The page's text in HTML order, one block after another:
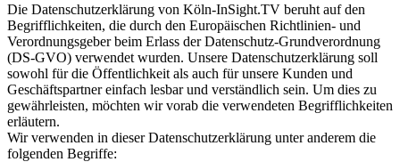
Die Datenschutzerklärung von Köln-InSight.TV beruht auf den
Begrifflichkeiten, die durch den Europäischen Richtlinien- und
Verordnungsgeber beim Erlass der Datenschutz-Grundverordnung
(DS-GVO) verwendet wurden. Unsere Datenschutzerklärung soll
sowohl für die Öffentlichkeit als auch für unsere Kunden und
Geschäftspartner einfach lesbar und verständlich sein. Um dies zu
gewährleisten, möchten wir vorab die verwendeten Begrifflichkeiten
erläutern.
Wir verwenden in dieser Datenschutzerklärung unter anderem die
folgenden Begriffe: